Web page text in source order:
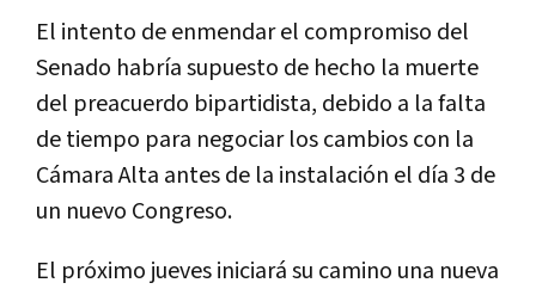
El intento de enmendar el compromiso del
Senado habría supuesto de hecho la muerte
del preacuerdo bipartidista, debido a la falta
de tiempo para negociar los cambios con la
Cámara Alta antes de la instalación el día 3 de
un nuevo Congreso.
El próximo jueves iniciará su camino una nueva